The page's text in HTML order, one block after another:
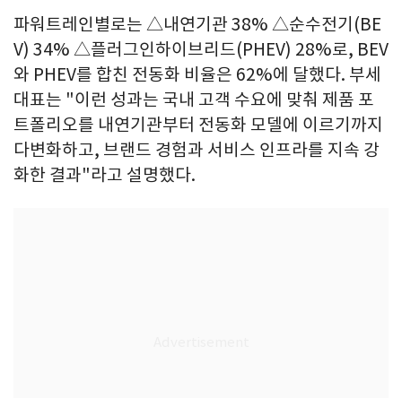
파워트레인별로는 △내연기관 38% △순수전기(BE
V) 34% △플러그인하이브리드(PHEV) 28%로, BEV
와 PHEV를 합친 전동화 비율은 62%에 달했다. 부세
대표는 "이런 성과는 국내 고객 수요에 맞춰 제품 포
트폴리오를 내연기관부터 전동화 모델에 이르기까지
다변화하고, 브랜드 경험과 서비스 인프라를 지속 강
화한 결과"라고 설명했다.